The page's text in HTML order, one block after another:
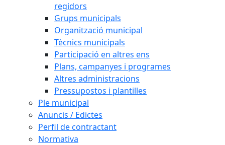
regidors
Grups municipals
Organització municipal
Tècnics municipals
Participació en altres ens
Plans, campanyes i programes
Altres administracions
Pressupostos i plantilles
Ple municipal
Anuncis / Edictes
Perfil de contractant
Normativa